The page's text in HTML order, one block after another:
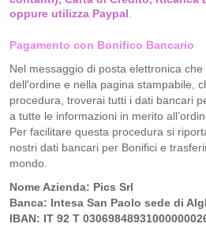
oppure utilizza Paypal .
Pagamento con Bonifico Bancario
Nel messaggio di posta elettronica
dell'ordine e nella pagina stampabile,
procedura, troverai tutti i dati bancari
a tutte le informazioni in merito
Per facilitare questa procedura si
nostri dati bancari per Bonifici e
mondo.
Nome Azienda: Pics Srl
Banca: Intesa San Paolo sede di
IBAN: IT 92 T